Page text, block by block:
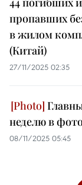
пропавших
в жилом
(Китай)
27/11/2025 02:35
неделю в
08/11/2025 05:45